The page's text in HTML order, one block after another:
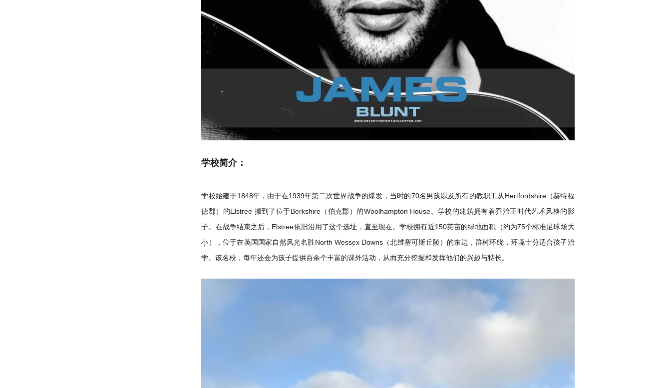
学校简介：
学校始建于1848年，由于在1939年第二次世界战争的爆发，当时的70名男孩以及所有的教职工从Hertfordshire（赫特福
德郡）的Elstree 搬到了位于Berkshire（伯克郡）的Woolhampton House。学校的建筑拥有着乔治王时代艺术风格的影
子。在战争结束之后，Elstree依旧沿用了这个选址，直至现在。学校拥有近150英亩的绿地面积（约为75个标准足球场大
小），位于在英国国家自然风光名胜North Wessex Downs（北维塞可斯丘陵）的东边，群树环绕，环境十分适合孩子治
学。该名校，每年还会为孩子提供百余个丰富的课外活动，从而充分挖掘和发挥他们的兴趣与特长。